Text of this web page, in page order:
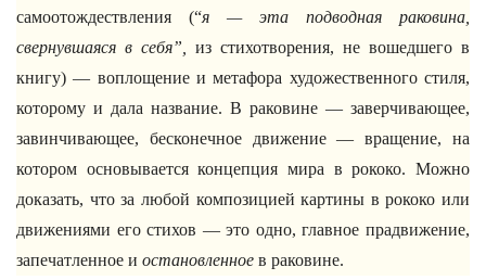
самоотождествления (“я — эта подводная раковина,
свернувшаяся в себя”,
из стихотворения, не вошедшего в
книгу) — воплощение и метафора художественного стиля,
которому и дала название. В раковине — заверчивающее,
завинчивающее, бесконечное движение — вращение, на
котором основывается концепция мира в рококо. Можно
доказать, что за любой композицией картины в рококо или
движениями его стихов — это одно, главное прадвижение,
запечатленное и остановленное в раковине.